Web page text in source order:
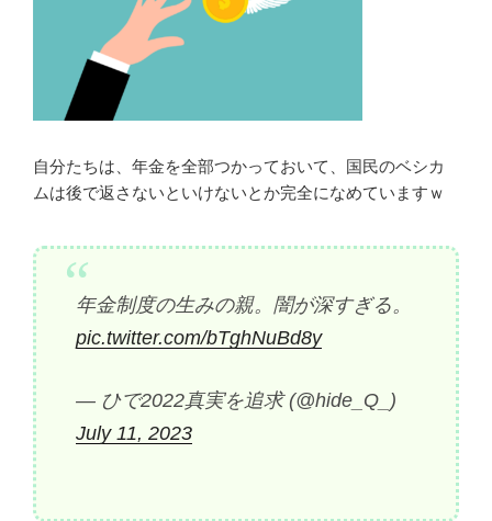
自分たちは、年金を全部つかっておいて、国民のベシカ
ムは後で返さないといけないとか完全になめていますｗ
年金制度の生みの親。闇が深すぎる。
pic.twitter.com/bTghNuBd8y
— ひで2022真実を追求 (@hide_Q_)
July 11, 2023